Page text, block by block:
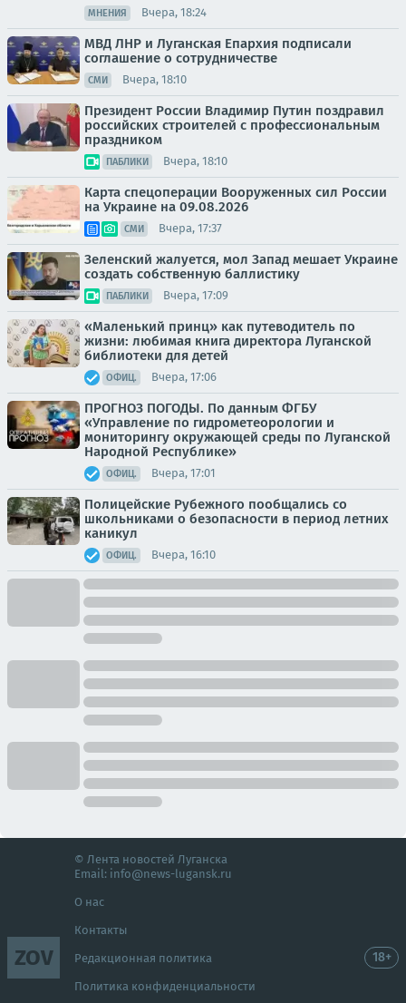
МНЕНИЯ Вчера, 18:24
МВД ЛНР и Луганская Епархия подписали
соглашение о сотрудничестве
СМИ Вчера, 18:10
Президент России Владимир Путин поздравил
российских строителей с профессиональным
праздником
ПАБЛИКИ Вчера, 18:10
Карта спецоперации Вооруженных сил России
на Украине на 09.08.2026
СМИ Вчера, 17:37
Зеленский жалуется, мол Запад мешает Украине
создать собственную баллистику
ПАБЛИКИ Вчера, 17:09
«Маленький принц» как путеводитель по
жизни: любимая книга директора Луганской
библиотеки для детей
ОФИЦ. Вчера, 17:06
ПРОГНОЗ ПОГОДЫ. По данным ФГБУ
«Управление по гидрометеорологии и
мониторингу окружающей среды по Луганской
Народной Республике»
ОФИЦ. Вчера, 17:01
Полицейские Рубежного пообщались со
школьниками о безопасности в период летних
каникул
ОФИЦ. Вчера, 16:10
ZOV
© Лента новостей Луганска
Email: info@news-lugansk.ru
О нас
Контакты
Редакционная политика
Политика конфиденциальности
18+